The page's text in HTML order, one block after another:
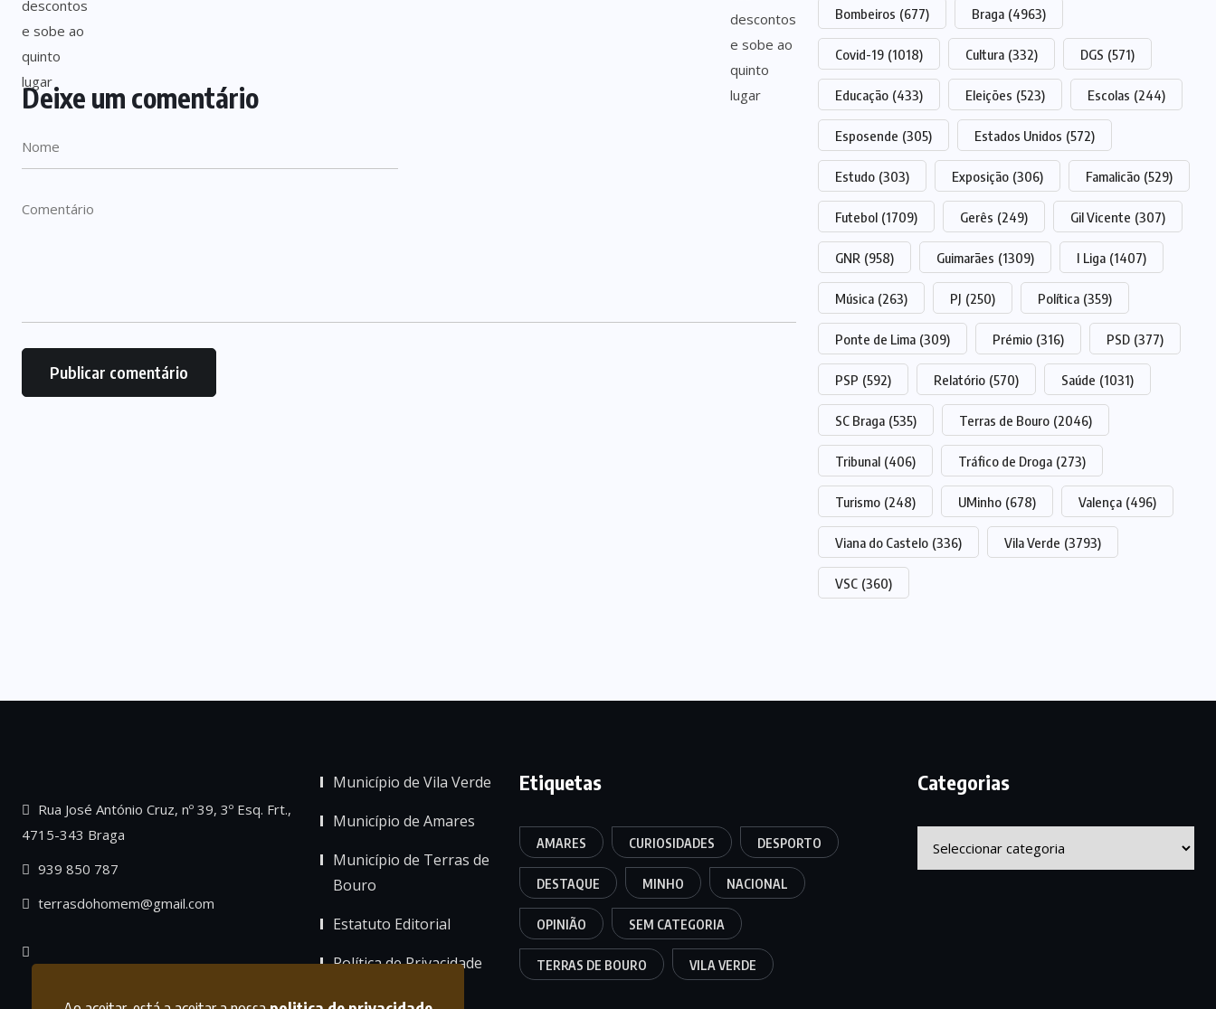
Deixe um comentário
Bombeiros (677) Braga (4963)
Covid-19 (1018) Cultura (332) DGS (571)
Educação (433) Eleições (523) Escolas (244)
Esposende (305) Estados Unidos (572)
Estudo (303) Exposição (306) Famalicão (529)
Futebol (1709) Gerês (249) Gil Vicente (307)
GNR (958) Guimarães (1309) I Liga (1407)
Música (263) PJ (250) Política (359)
Ponte de Lima (309) Prémio (316) PSD (377)
PSP (592) Relatório (570) Saúde (1031)
SC Braga (535) Terras de Bouro (2046)
Tribunal (406) Tráfico de Droga (273)
Turismo (248) UMinho (678) Valença (496)
Viana do Castelo (336) Vila Verde (3793)
VSC (360)
Rua José António Cruz, nº 39, 3º Esq. Frt.,
4715-343 Braga
939 850 787
terrasdohomem@gmail.com
Município de Vila Verde
Município de Amares
Município de Terras de
Bouro
Estatuto Editorial
Política de Privacidade
Etiquetas
AMARES CURIOSIDADES DESPORTO
DESTAQUE MINHO NACIONAL
OPINIÃO SEM CATEGORIA
TERRAS DE BOURO VILA VERDE
Categorias